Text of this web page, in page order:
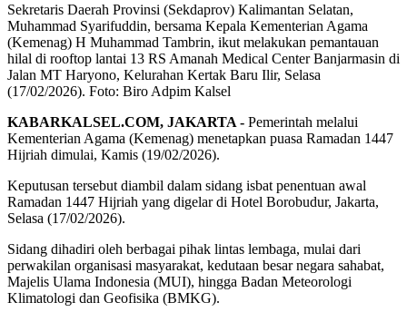
Sekretaris Daerah Provinsi (Sekdaprov) Kalimantan Selatan,
Muhammad Syarifuddin, bersama Kepala Kementerian Agama
(Kemenag) H Muhammad Tambrin, ikut melakukan pemantauan
hilal di rooftop lantai 13 RS Amanah Medical Center Banjarmasin di
Jalan MT Haryono, Kelurahan Kertak Baru Ilir, Selasa
(17/02/2026). Foto: Biro Adpim Kalsel
KABARKALSEL.COM, JAKARTA - Pemerintah melalui
Kementerian Agama (Kemenag) menetapkan puasa Ramadan 1447
Hijriah dimulai, Kamis (19/02/2026).
Keputusan tersebut diambil dalam sidang isbat penentuan awal
Ramadan 1447 Hijriah yang digelar di Hotel Borobudur, Jakarta,
Selasa (17/02/2026).
Sidang dihadiri oleh berbagai pihak lintas lembaga, mulai dari
perwakilan organisasi masyarakat, kedutaan besar negara sahabat,
Majelis Ulama Indonesia (MUI), hingga Badan Meteorologi
Klimatologi dan Geofisika (BMKG).